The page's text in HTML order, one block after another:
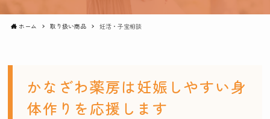
ホーム 取り扱い商品 妊活・子宝相談
かなざわ薬房は妊娠しやすい身
体作りを応援します